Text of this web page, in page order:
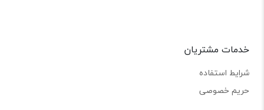
خدمات مشتریان
شرایط استفاده
حریم خصوصی